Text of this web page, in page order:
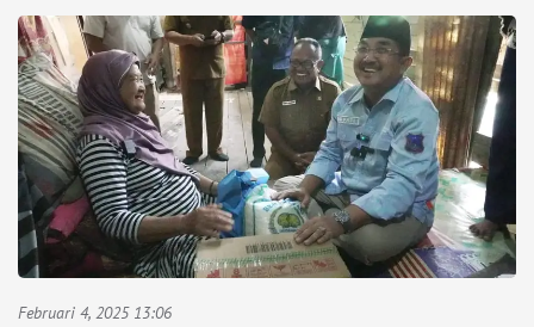
Februari 4, 2025 13:06